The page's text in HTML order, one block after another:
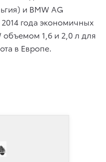
и BMW AG
года экономичных
объемом 1,6 и 2,0 л для
в Европе.